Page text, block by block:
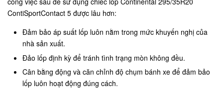
ContiSportContact 5 được lâu hơn:
Đảm bảo áp suất lốp luôn nằm trong mức khuyến nghị của
nhà sản xuất.
Đảo lốp định kỳ để tránh tình trạng mòn không đều.
Cân bằng động và căn chỉnh độ chụm bánh xe để đảm bảo
lốp luôn hoạt động đúng cách.